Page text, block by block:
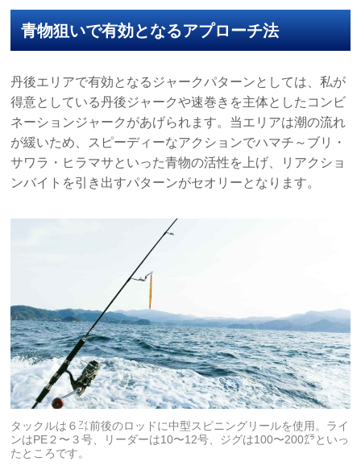
青物狙いで有効となるアプローチ法
丹後エリアで有効となるジャークパターンとしては、私が
得意としている丹後ジャークや速巻きを主体としたコンビ
ネーションジャークがあげられます。当エリアは潮の流れ
が緩いため、スピーディーなアクションでハマチ～ブリ・
サワラ・ヒラマサといった青物の活性を上げ、リアクショ
ンバイトを引き出すパターンがセオリーとなります。
タックルは６㌳前後のロッドに中型スピニングリールを使用。ライ
ンはPE２〜３号、リーダーは10〜12号、ジグは100〜200㌘といっ
たところです。